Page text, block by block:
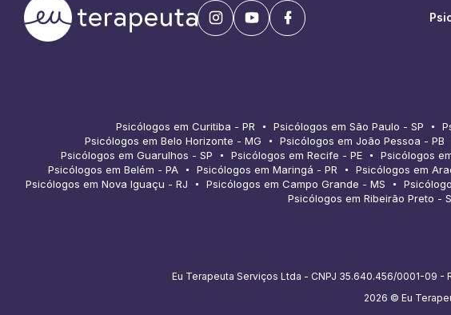
Psicólogos em Curitiba - PR Psicólogos em São Paulo - SP
Psicólogos em Belo Horizonte - MG
Psicólogos em João Pessoa - PB
Psicólogos em Guarulhos - SP
Psicólogos em Recife - PE Psicólogos
Psicólogos em Belém - PA
Psicólogos em Maringá - PR Psicólogos em
Psicólogos em Nova Iguaçu - RJ
Psicólogos em Campo Grande - MS
Psicólogos em Ribeirão Preto -
Eu Terapeuta Serviços Ltda - CNPJ 35.640.456/0001-09 -
2026 © Eu